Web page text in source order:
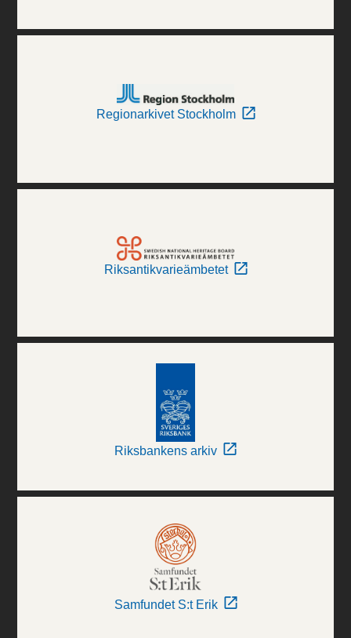
Regionarkivet Stockholm
Riksantikvarieämbetet
Riksbankens arkiv
Samfundet S:t Erik